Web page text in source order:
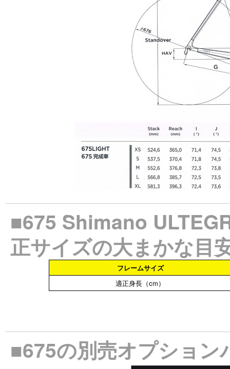
■675 Shimano
正サイズの大まかな目
フレームサイズ
適正身長（cm）
■675の別売オプション